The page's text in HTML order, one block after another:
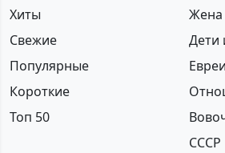
Хиты
Свежие
Популярные
Короткие
Топ 50
Жена
Дети
Евреи
СССР